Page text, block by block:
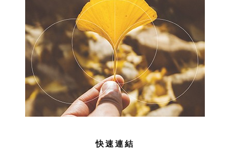
快速連結